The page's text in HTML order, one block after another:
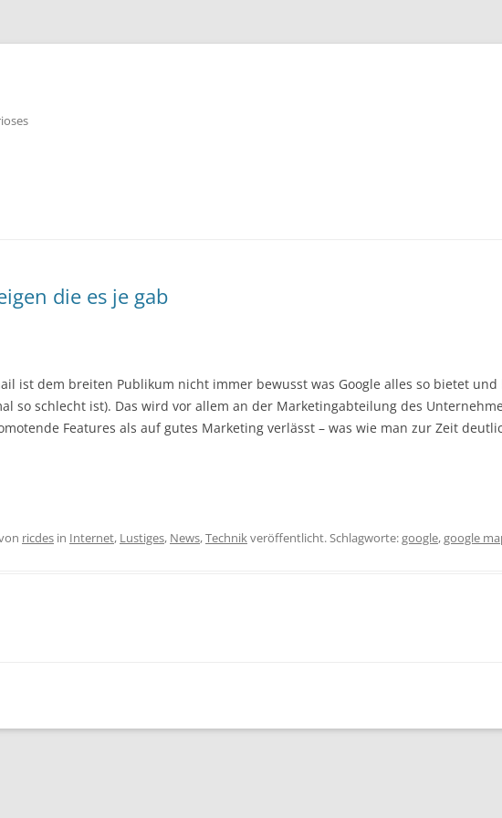
die es je gab
ist dem breiten Publikum nicht immer bewusst was Google alles so bietet und
so schlecht ist). Das wird vor allem an der Marketingabteilung des
Features als auf gutes Marketing verlässt – was wie man zur Zeit
ricdes in Internet, Lustiges, News,Technikveröffentlicht. Schlagworte:google,google